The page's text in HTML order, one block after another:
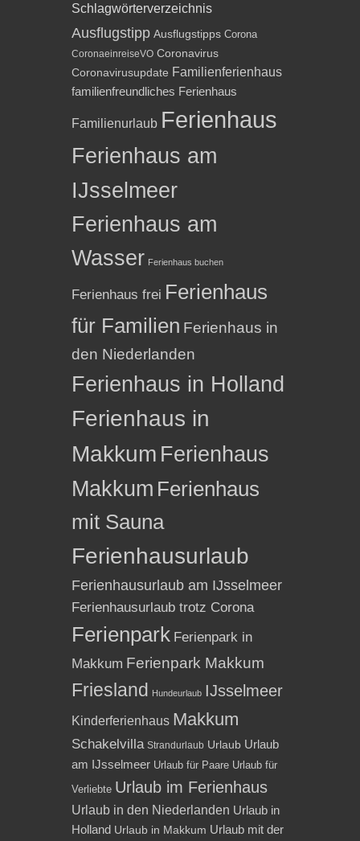
Schlagwörterverzeichnis
Ausflugstipp Ausflugstipps Corona
CoronaeinreiseVO Coronavirus
Coronavirusupdate Familienferienhaus
familienfreundliches Ferienhaus
Familienurlaub Ferienhaus
Ferienhaus am
IJsselmeer
Ferienhaus am
Wasser Ferienhaus buchen
Ferienhaus frei Ferienhaus
für Familien Ferienhaus in
den Niederlanden
Ferienhaus in Holland
Ferienhaus in
Makkum Ferienhaus
Makkum Ferienhaus
mit Sauna
Ferienhausurlaub
Ferienhausurlaub am IJsselmeer
Ferienhausurlaub trotz Corona
Ferienpark Ferienpark in
Makkum Ferienpark Makkum
Friesland Hundeurlaub IJsselmeer
Kinderferienhaus Makkum
Schakelvilla Strandurlaub Urlaub Urlaub
am IJsselmeer Urlaub für Paare Urlaub für
Verliebte Urlaub im Ferienhaus
Urlaub in den Niederlanden Urlaub in
Holland Urlaub in Makkum Urlaub mit der